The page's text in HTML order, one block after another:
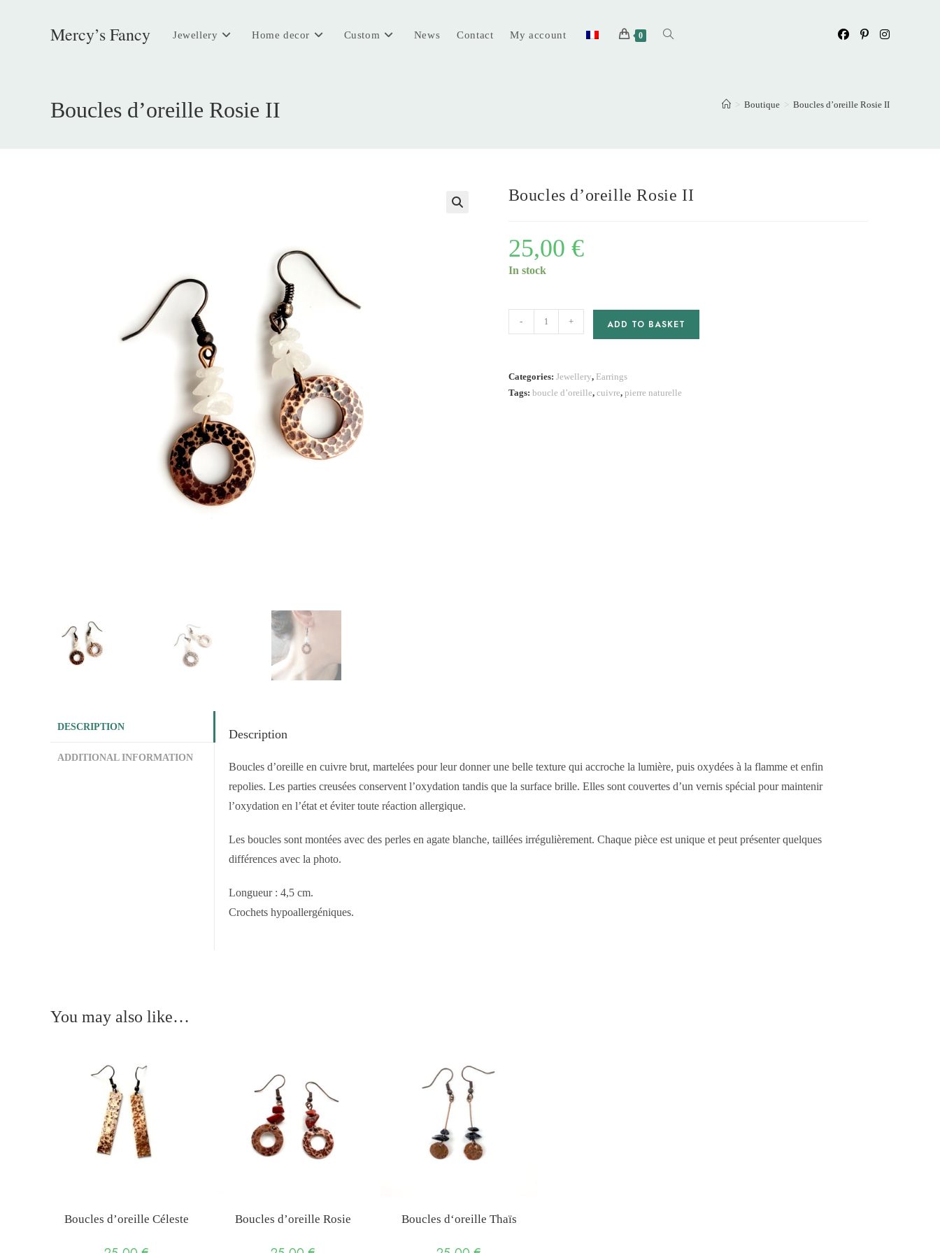
Mercy’s Fancy Jewellery Home decor Custom News Contact My account 0 Toggle
Boucles d’oreille Rosie II > Boutique > Boucles d’oreille Rosie II
Boucles d’oreille Rosie II
25,00 €
In stock
d'oreille
quantity
- + ADD TO BASKET
Categories: Jewellery, Earrings
Tags: boucle d’oreille, cuivre, pierre naturelle
DESCRIPTION
ADDITIONAL INFORMATION
Description
Boucles d’oreille en cuivre brut, martelées pour leur donner une belle texture qui accroche la lumière, puis oxydées à la flamme et enfin
repolies. Les parties creusées conservent l’oxydation tandis que la surface brille. Elles sont couvertes d’un vernis spécial pour maintenir
l’oxydation en l’état et éviter toute réaction allergique.
Les boucles sont montées avec des perles en agate blanche, taillées irrégulièrement. Chaque pièce est unique et peut présenter quelques
différences avec la photo.
Longueur : 4,5 cm.
Crochets hypoallergéniques.
You may also like…
Boucles d’oreille Céleste Boucles d’oreille Rosie Boucles d‘oreille Thaïs